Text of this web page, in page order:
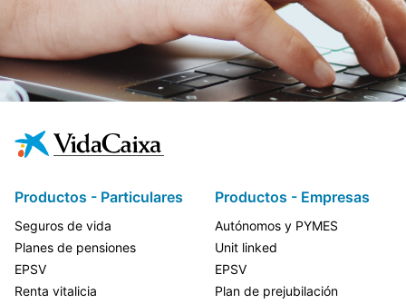
Productos - Particulares
Seguros de vida
Planes de pensiones
EPSV
Renta vitalicia
Productos - Empresas
Autónomos y PYMES
Unit linked
EPSV
Plan de prejubilación